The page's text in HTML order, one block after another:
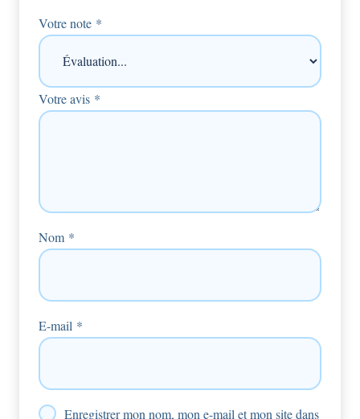
Votre note *
Votre avis *
Nom *
E-mail *
Enregistrer mon nom, mon e-mail et mon site dans